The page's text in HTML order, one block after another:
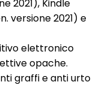
2021), Kindle
versione 2021) e
elettronico
opache.
graffi e anti urto